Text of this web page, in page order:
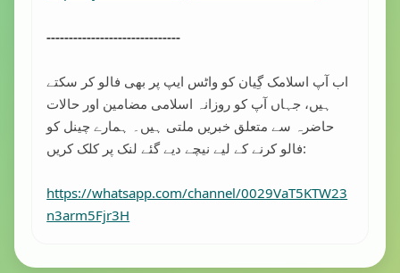
------------------------------
اب آپ اسلامک گِیان کو واٹس ایپ پر بھی فالو کر سکتے
ہیں، جہاں آپ کو روزانہ اسلامی مضامین اور حالات
حاضرہ سے متعلق خبریں ملتی ہیں۔ ہمارے چینل کو
فالو کرنے کے لیے نیچے دیے گئے لنک پر کلک کریں:
https://whatsapp.com/channel/0029VaT5KTW23
n3arm5Fjr3H